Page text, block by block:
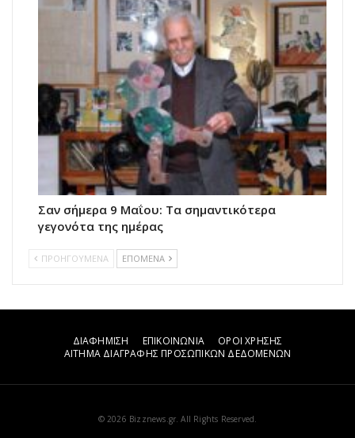
Σαν σήμερα 9 Μαΐου: Τα σημαντικότερα
γεγονότα της ημέρας
ΠΡΟΗΓΟΥΜΕΝΑ ΕΠΟΜΕΝΑ
ΔΙΑΦΗΜΙΣΗ ΕΠΙΚΟΙΝΩΝΙΑ
ΟΡΟΙ ΧΡΗΣΗΣ
ΑΙΤΗΜΑ ΔΙΑΓΡΑΦΗΣ ΠΡΟΣΩΠΙΚΩΝ ΔΕΔΟΜΕΝΩΝ
© 2026 Bizznews.gr. All Rights Reserved.